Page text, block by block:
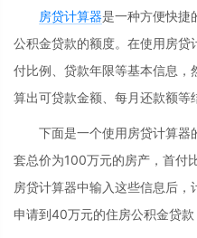
房贷计算器是一种方便快捷
公积金贷款的额度。在使用房
付比例、贷款年限等基本信息
算出可贷款金额、每月还款额等
下面是一个使用房贷计算器
套总价为100万元的房产，首付
房贷计算器中输入这些信息后
申请到40万元的住房公积金贷